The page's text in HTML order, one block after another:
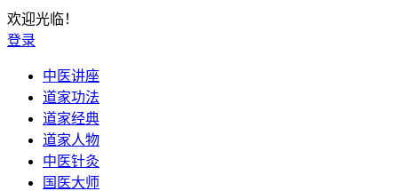
欢迎光临！
登录
中医讲座
道家功法
道家经典
道家人物
中医针灸
国医大师